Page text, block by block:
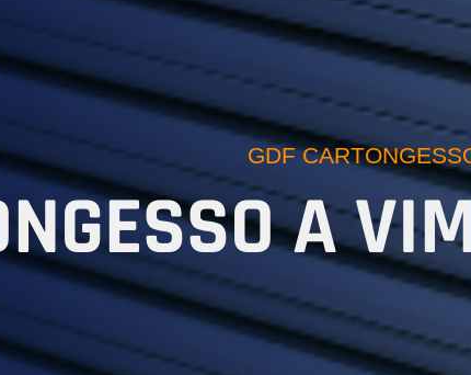
GDF
A